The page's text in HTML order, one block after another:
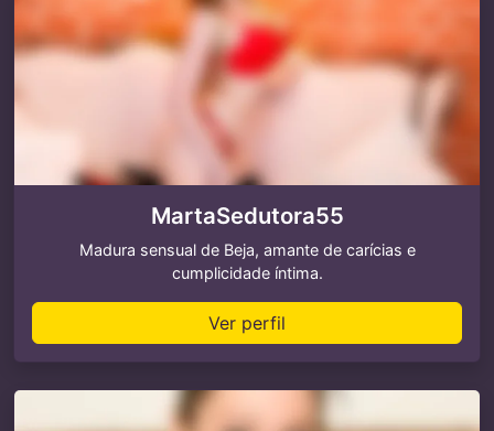
MartaSedutora55
Madura sensual de Beja, amante de carícias e
cumplicidade íntima.
Ver perfil